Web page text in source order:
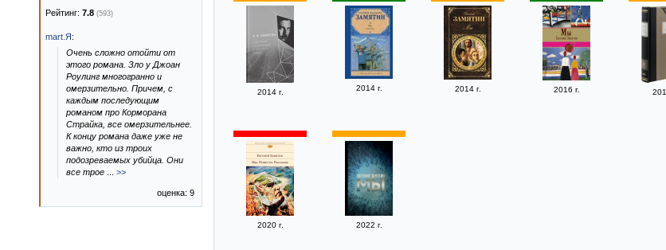
2014 г. 2014 г. 2014 г. 2016 г.
2020 г. 2022 г.
Рейтинг: 7.8 (593)
mart.Я:
Очень сложно отойти от
этого романа. Зло у Джоан
Роулинг многогранно и
омерзительно. Причем, с
каждым последующим
романом про Корморана
Страйка, все омерзительнее.
К концу романа даже уже не
важно, кто из троих
подозреваемых убийца. Они
все трое
>>
оценка: 9